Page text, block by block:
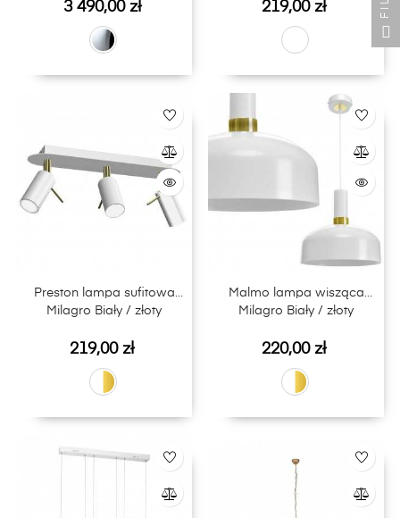
Cena
3 490,00 zł Cena
219,00 zł
Preston lampa sufitowa
Milagro Biały / złoty
Cena
219,00 zł
Malmo lampa wisząca
Milagro Biały / złoty
Cena
220,00 zł